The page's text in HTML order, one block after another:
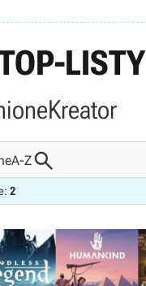
LISTY
Kreator
A-Z
2